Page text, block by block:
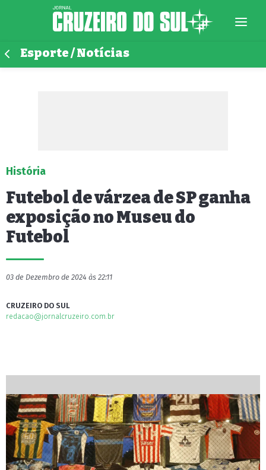
Esporte / Notícias
História
Futebol de várzea de SP ganha
exposição no Museu do
Futebol
03 de Dezembro de 2024 às 22:11
CRUZEIRO DO SUL
redacao@jornalcruzeiro.com.br